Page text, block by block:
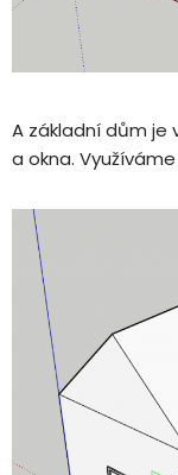
A základní dům je
a okna.